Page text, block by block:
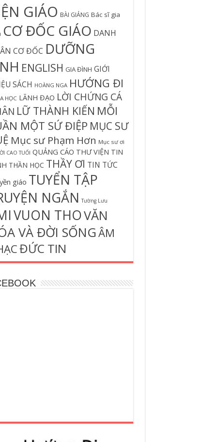
GIÁO BÀI GIẢNG Bác sĩ gia
CƠ ĐỐC GIÁO DANH
CƠ ĐỐC DƯỠNG
ENGLISH GIA ĐÌNH GIỚI
SÁCH HOÀNG NGA HƯỚNG ĐI
HỌC LÃNH ĐẠO LỜI CHỨNG CÁ
LỮ THÀNH KIẾN MỖI
MỘT SỨ ĐIỆP MỤC SƯ
Mục sư Phạm Hơn Mục sư ơi
CAO TUỔI QUẢNG CÁO THƯ VIỆN TIN
THẦN HỌC THẦY ƠI TIN TỨC
giáo TUYỂN TẬP
NGẮN Tường Lưu
VUON THOVĂN
VÀ ĐỜI SỐNGÂM
ĐỨC TIN